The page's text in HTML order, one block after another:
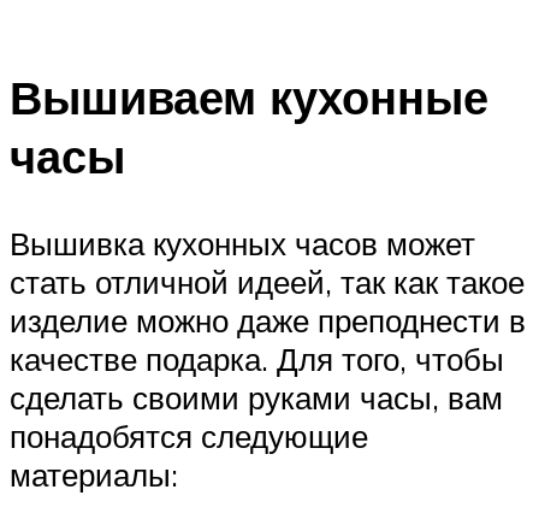
Вышиваем кухонные
часы
Вышивка кухонных часов может
стать отличной идеей, так как такое
изделие можно даже преподнести в
качестве подарка. Для того, чтобы
сделать своими руками часы, вам
понадобятся следующие
материалы: